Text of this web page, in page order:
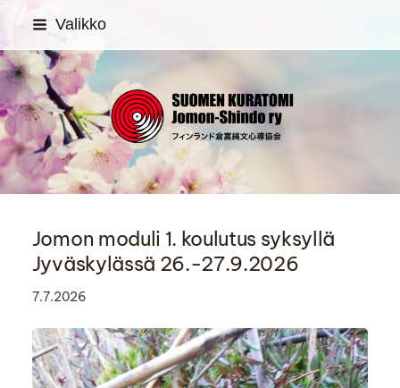
Siirry
sisältöön
Valikko
SUOMEN KURATOMI
Jomon moduli 1. koulutus syksyllä
Jyväskylässä 26.-27.9.2026
7.7.2026